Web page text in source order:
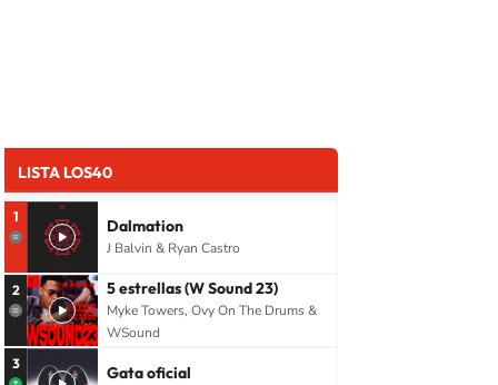
LISTA LOS40
1 Dalmation
J Balvin & Ryan Castro
2 5 estrellas (W Sound 23)
Myke Towers, Ovy On The Drums &
WSound
3 Gata oficial